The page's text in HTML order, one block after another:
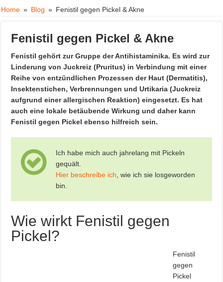
Home » Blog » Fenistil gegen Pickel & Akne
Fenistil gegen Pickel & Akne
Fenistil gehört zur Gruppe der Antihistaminika. Es wird zur
Linderung von Juckreiz (Pruritus) in Verbindung mit einer
Reihe von entzündlichen Prozessen der Haut (Dermatitis),
Insektenstichen, Verbrennungen und Urtikaria (Juckreiz
aufgrund einer allergischen Reaktion) eingesetzt. Es hat
auch eine lokale betäubende Wirkung und daher kann
Fenistil gegen Pickel ebenso hilfreich sein.
Ich habe mich auch jahrelang mit Pickeln
gequält.
Hier beschreibe ich , wie ich sie losgeworden
bin.
Wie wirkt Fenistil gegen
Pickel?
Fenistil
gegen
Pickel